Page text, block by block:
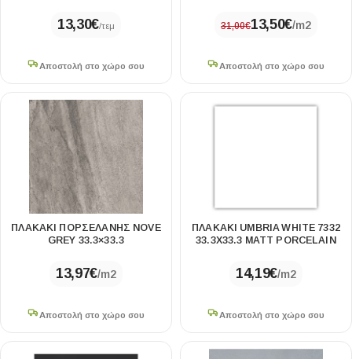
13,30€/τεμ
Αποστολή στο χώρο σου
31,00€13,50€/m2
Αποστολή στο χώρο σου
ΠΛΑΚΑΚΙ ΠΟΡΣΕΛΑΝΗΣ NOVE
GREY 33.3×33.3
13,97€/m2
Αποστολή στο χώρο σου
ΠΛΑΚΑΚΙ UMBRIA WHITE 7332
33.3X33.3 MATT PORCELAIN
14,19€/m2
Αποστολή στο χώρο σου